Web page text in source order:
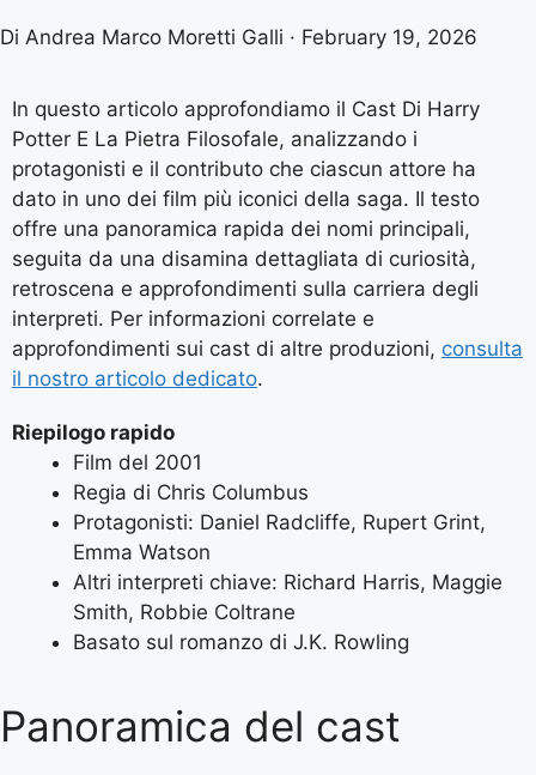
Di Andrea Marco Moretti Galli · February 19, 2026
In questo articolo approfondiamo il Cast Di Harry
Potter E La Pietra Filosofale, analizzando i
protagonisti e il contributo che ciascun attore ha
dato in uno dei film più iconici della saga. Il testo
offre una panoramica rapida dei nomi principali,
seguita da una disamina dettagliata di curiosità,
retroscena e approfondimenti sulla carriera degli
interpreti. Per informazioni correlate e
approfondimenti sui cast di altre produzioni, consulta
il nostro articolo dedicato.
Riepilogo rapido
Film del 2001
Regia di Chris Columbus
Protagonisti: Daniel Radcliffe, Rupert Grint,
Emma Watson
Altri interpreti chiave: Richard Harris, Maggie
Smith, Robbie Coltrane
Basato sul romanzo di J.K. Rowling
Panoramica del cast